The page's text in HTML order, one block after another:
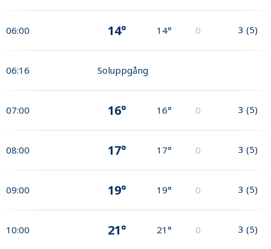
06:00 14° 14° 0 3 (5)
06:16 Soluppgång
07:00 16° 16° 0 3 (5)
08:00 17° 17° 0 3 (5)
09:00 19° 19° 0 3 (5)
10:00 21° 21° 0 3 (5)